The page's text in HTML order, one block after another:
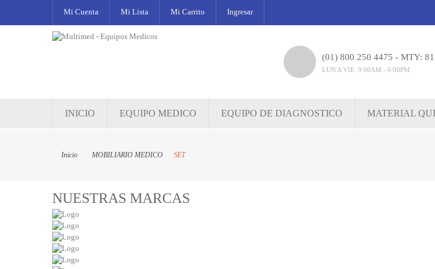
Mi Cuenta Mi Lista Mi Carrito Ingresar
(01) 800 250 4475 - MTY:
LUN A VIE: 9:00AM - 6:00PM
INICIO EQUIPO MEDICO EQUIPO DE DIAGNOSTICO MATERIAL
Inicio MOBILIARIO MEDICO SET
NUESTRAS MARCAS